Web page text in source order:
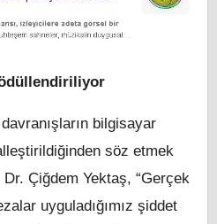
bilgisayar
söz etmek
Çiğdem Yektaş, “Gerçek
uyguladığımız şiddet